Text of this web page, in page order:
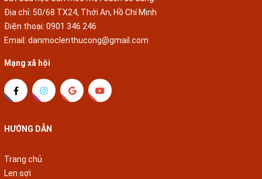
Địa chỉ: 50/68 TX24, Thới An, Hồ Chí Minh
Điện thoại: 0901 346 246
Email: danmoclenthucong@gmail.com
Mạng xã hội
HƯỚNG DẪN
Trang chủ
Len sợi